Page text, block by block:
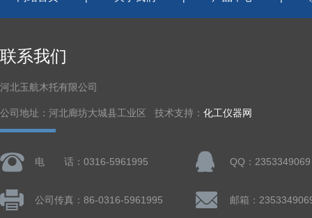
联系我们
河北玉航木托有限公司
公司地址：河北廊坊大城县工业区 技术支持： 化工仪器网
电 话：0316-5961995 QQ：2353349069
公司传真：86-0316-5961995 邮箱：